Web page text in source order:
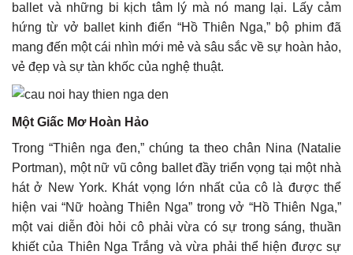
ballet và những bi kịch tâm lý mà nó mang lại. Lấy cảm
hứng từ vở ballet kinh điển “Hồ Thiên Nga,” bộ phim đã
mang đến một cái nhìn mới mẻ và sâu sắc về sự hoàn hảo,
vẻ đẹp và sự tàn khốc của nghệ thuật.
Một Giấc Mơ Hoàn Hảo
Trong “Thiên nga đen,” chúng ta theo chân Nina (Natalie
Portman), một nữ vũ công ballet đầy triển vọng tại một nhà
hát ở New York. Khát vọng lớn nhất của cô là được thể
hiện vai “Nữ hoàng Thiên Nga” trong vở “Hồ Thiên Nga,”
một vai diễn đòi hỏi cô phải vừa có sự trong sáng, thuần
khiết của Thiên Nga Trắng và vừa phải thể hiện được sự